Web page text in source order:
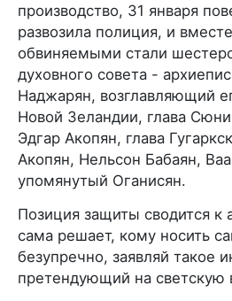
производство, 31 января
развозила полиция, и
обвиняемыми стали
духовного совета -
Наджарян, возглавляющий
Новой Зеландии, глава
Эдгар Акопян, глава
Акопян, Нельсон Бабаян,
упомянутый Оганисян.
Позиция защиты сводится к
сама решает, кому носить
безупречно, заявляй такое
претендующий на светскую